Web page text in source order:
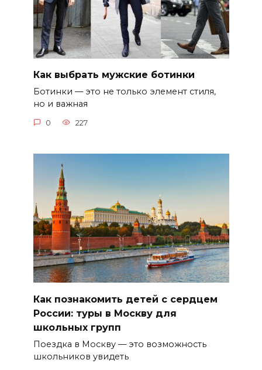
Как выбрать мужские ботинки
Ботинки — это не только элемент стиля,
но и важная
0 227
Как познакомить детей с сердцем
России: туры в Москву для
школьных групп
Поездка в Москву — это возможность
школьников увидеть